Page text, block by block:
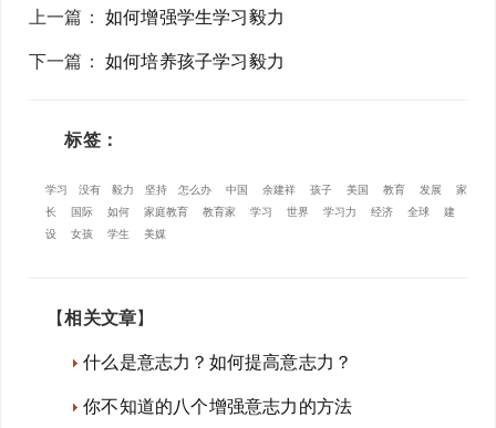
上一篇 ：如何增强学生学习毅力
下一篇 ：如何培养孩子学习毅力
标签：
学习 没有 毅力 坚持 怎么办 中国 余建祥 孩子 美国 教育 发展
家
长
国际 如何 家庭教育 教育家 学习 世界 学习力 经济 全球
建
设
女孩 学生 美媒
【相关文章】
什么是意志力？如何提高意志力？
你不知道的八个增强意志力的方法